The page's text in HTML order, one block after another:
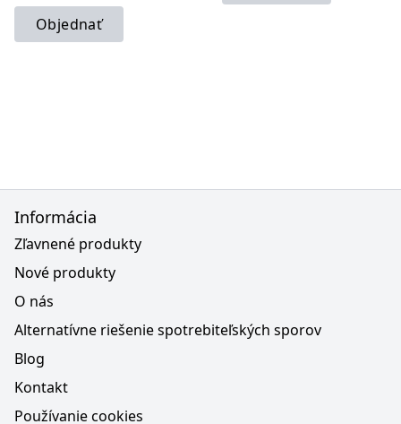
Objednať
Informácia
Zľavnené produkty
Nové produkty
O nás
Alternatívne riešenie spotrebiteľských sporov
Blog
Kontakt
Používanie cookies